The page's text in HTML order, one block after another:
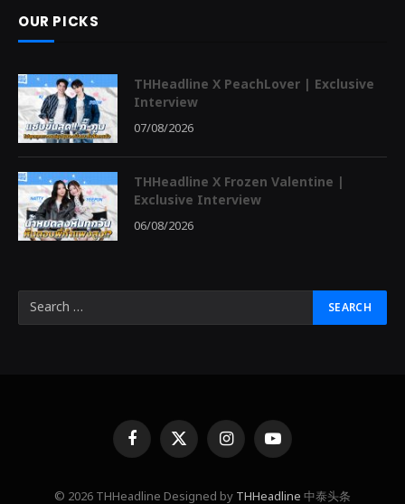
OUR PICKS
THHeadline X PeachLover | Exclusive
Interview
07/08/2026
THHeadline X Frozen Valentine |
Exclusive Interview
06/08/2026
FacebookX
(Twitter)
InstagramYouTube
© 2026 THHeadline Designed by THHeadline 中泰头条